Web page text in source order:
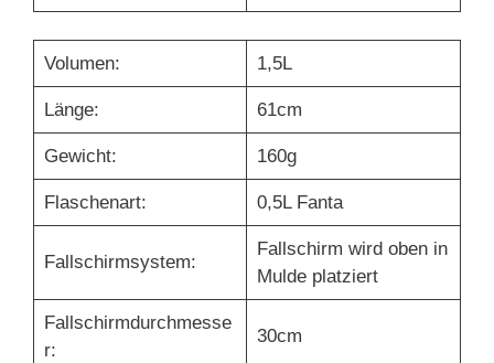
Volumen: 1,5L
Länge: 61cm
Gewicht: 160g
Flaschenart: 0,5L Fanta
Fallschirmsystem:
Fallschirm wird oben in
Mulde platziert
Fallschirmdurchmesse
r:
30cm